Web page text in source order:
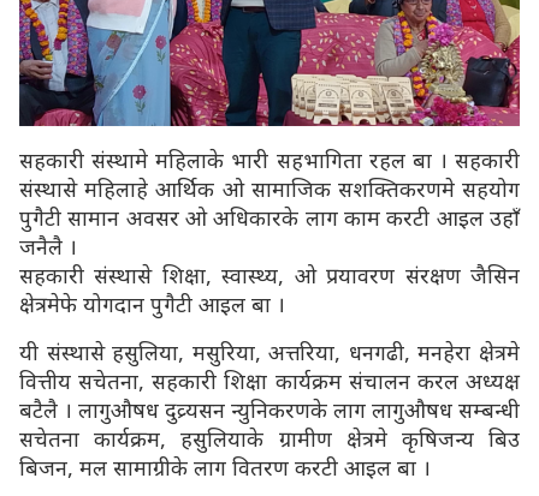
सहकारी संस्थामे महिलाके भारी सहभागिता रहल बा । सहकारी
संस्थासे महिलाहे आर्थिक ओ सामाजिक सशक्तिकरणमे सहयोग
पुगैटी सामान अवसर ओ अधिकारके लाग काम करटी आइल उहाँ
जनैलै ।
सहकारी संस्थासे शिक्षा, स्वास्थ्य, ओ प्रयावरण संरक्षण जैसिन
क्षेत्रमेफे योगदान पुगैटी आइल बा ।
यी संस्थासे हसुलिया, मसुरिया, अत्तरिया, धनगढी, मनहेरा क्षेत्रमे
वित्तीय सचेतना, सहकारी शिक्षा कार्यक्रम संचालन करल अध्यक्ष
बटैलै । लागुऔषध दुव्र्यसन न्युनिकरणके लाग लागुऔषध सम्बन्धी
सचेतना कार्यक्रम, हसुलियाके ग्रामीण क्षेत्रमे कृषिजन्य बिउ
बिजन, मल सामाग्रीके लाग वितरण करटी आइल बा ।